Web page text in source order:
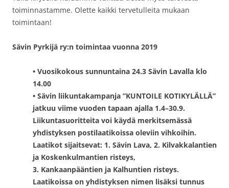
toiminnastamme. Olette kaikki tervetulleita mukaan
toimintaan!
Sävin Pyrkijä ry:n toimintaa vuonna 2019
• Vuosikokous sunnuntaina 24.3 Sävin Lavalla klo
14.00
• Sävin liikuntakampanja ”KUNTOILE KOTIKYLÄLLÄ”
jatkuu viime vuoden tapaan ajalla 1.4–30.9.
Liikuntasuoritteita voi käydä merkitsemässä
yhdistyksen postilaatikoissa oleviin vihkoihin.
Laatikot sijaitsevat: 1. Sävin Lava, 2. Kilvakkalantien
ja Koskenkulmantien risteys,
3. Kankaanpääntien ja Kalhuntien risteys.
Laatikoissa on yhdistyksen nimen lisäksi tunnus